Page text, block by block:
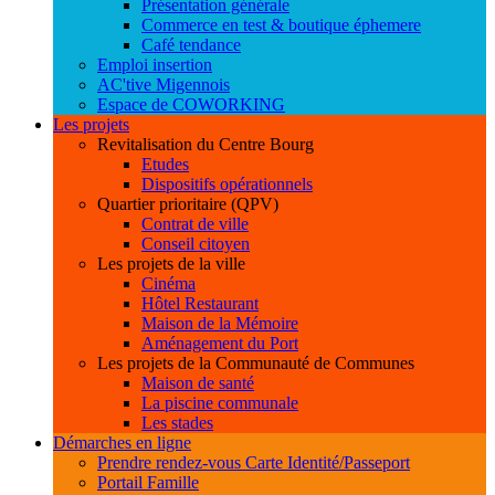
Présentation générale
Commerce en test & boutique éphemere
Café tendance
Emploi insertion
AC'tive Migennois
Espace de COWORKING
Les projets
Revitalisation du Centre Bourg
Etudes
Dispositifs opérationnels
Quartier prioritaire (QPV)
Contrat de ville
Conseil citoyen
Les projets de la ville
Cinéma
Hôtel Restaurant
Maison de la Mémoire
Aménagement du Port
Les projets de la Communauté de Communes
Maison de santé
La piscine communale
Les stades
Démarches en ligne
Prendre rendez-vous Carte Identité/Passeport
Portail Famille